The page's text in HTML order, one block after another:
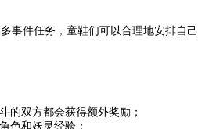
事件任务，童鞋们可以合理地安排自
双方都会获得额外奖励；
和妖灵经验；